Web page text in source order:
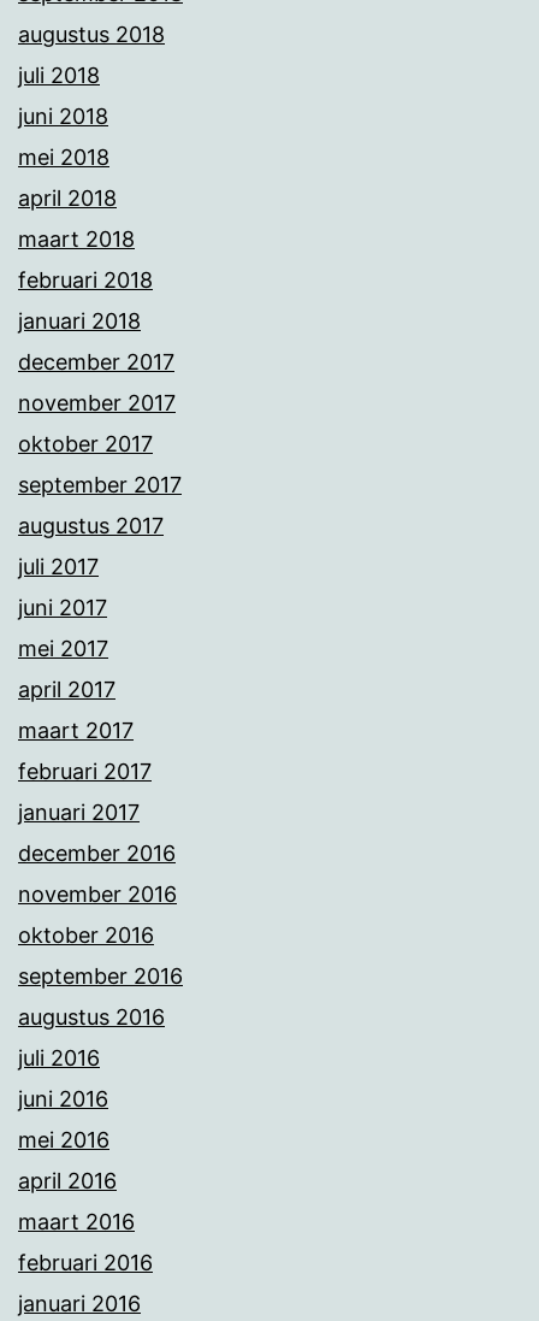
augustus 2018
juli 2018
juni 2018
mei 2018
april 2018
maart 2018
februari 2018
januari 2018
december 2017
november 2017
oktober 2017
september 2017
augustus 2017
juli 2017
juni 2017
mei 2017
april 2017
maart 2017
februari 2017
januari 2017
december 2016
november 2016
oktober 2016
september 2016
augustus 2016
juli 2016
juni 2016
mei 2016
april 2016
maart 2016
februari 2016
januari 2016